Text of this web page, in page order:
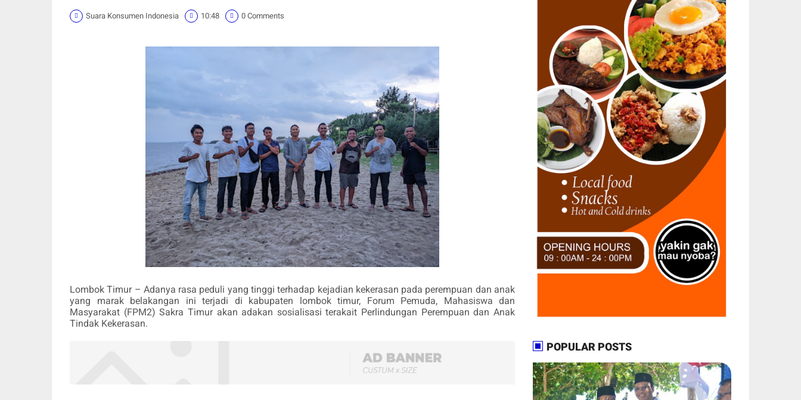
Suara Konsumen Indonesia 10:48 0 Comments
Lombok Timur – Adanya rasa peduli yang tinggi terhadap kejadian kekerasan pada perempuan dan anak
yang marak belakangan ini terjadi di kabupaten lombok timur, Forum Pemuda, Mahasiswa dan
Masyarakat (FPM2) Sakra Timur akan adakan sosialisasi terakait Perlindungan Perempuan dan Anak
Tindak Kekerasan.
POPULAR POSTS